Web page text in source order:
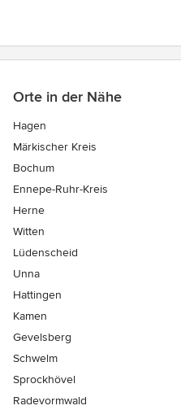
Orte in der Nähe
Hagen
Märkischer Kreis
Bochum
Ennepe-Ruhr-Kreis
Herne
Witten
Lüdenscheid
Unna
Hattingen
Kamen
Gevelsberg
Schwelm
Sprockhövel
Radevormwald